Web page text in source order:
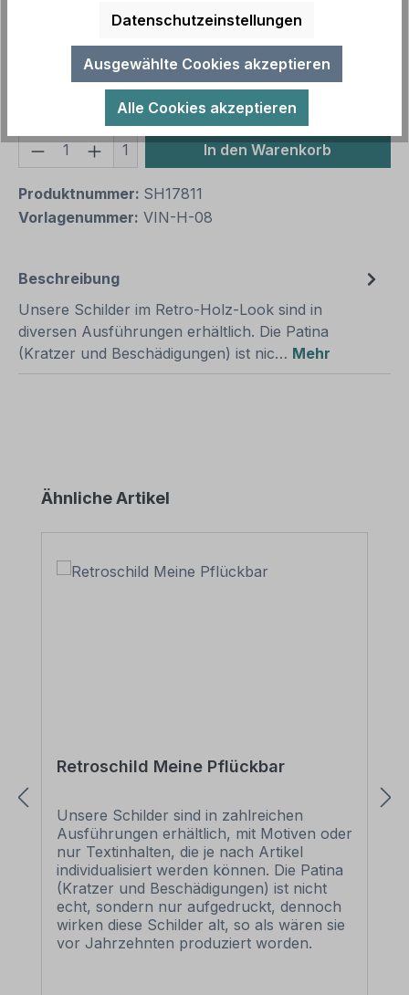
Gesamtpreis
Preise inkl. MwSt. zzgl. Versandkosten
Aufgrund von Neuberechnungen im Warenkorb sind
abweichende Endpreise möglich.
Produkt Anzahl: Gib den gewünschten
1 In den Warenkorb
Produktnummer: SH17811
Vorlagenummer: VIN-H-08
Beschreibung
Unsere Schilder im Retro-Holz-Look sind in
diversen Ausführungen erhältlich. Die Patina
(Kratzer und Beschädigungen) ist nic… Mehr
Produktgalerie überspringen
Ähnliche Artikel
Retroschild Meine Pflückbar
Unsere Schilder sind in zahlreichen
Ausführungen erhältlich, mit Motiven oder
nur Textinhalten, die je nach Artikel
individualisiert werden können. Die Patina
(Kratzer und Beschädigungen) ist nicht
echt, sondern nur aufgedruckt, dennoch
wirken diese Schilder alt, so als wären sie
vor Jahrzehnten produziert worden.
Datenschutzeinstellungen
Ausgewählte Cookies akzeptieren
Alle Cookies akzeptieren